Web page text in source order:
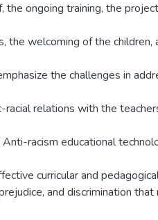
the ongoing training, the
the welcoming of the children,
the challenges in
relations with the
racism educational
curricular and
and discrimination that